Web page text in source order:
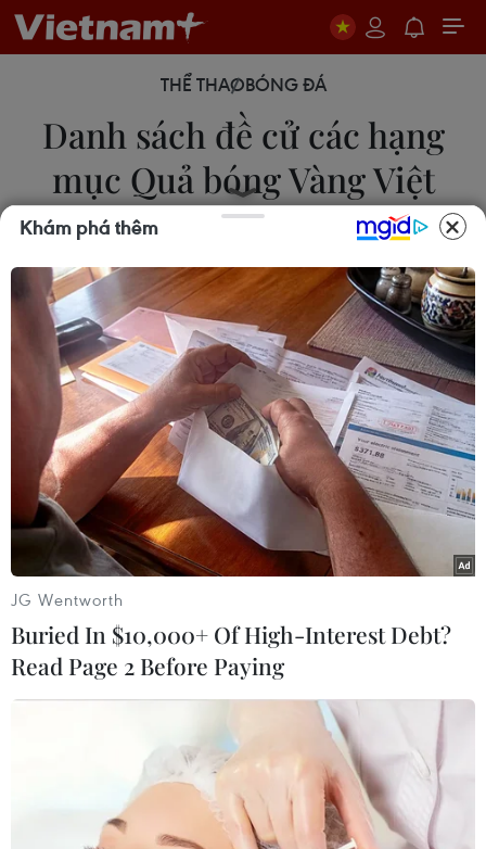
THỂ THAOBÓNG ĐÁ
Danh sách đề cử các hạng
mục Quả bóng Vàng Việt
Nam 2022
24/02/2023 02:01
Các hạng mục trao giải Quả bóng Vàng Việt Nam
2022 gồm có Quả bóng Vàng nam, Quả bóng
Vàng nữ, Quả bóng Vàng futsal, Cầu thủ trẻ nam
xuất sắc, Cầu thủ trẻ nữ xuất sắc và Cầu thủ nước
ngoài xuất sắc.
Khám phá thêm
JG Wentworth
Buried In $10,000+ Of High-Interest Debt?
Read Page 2 Before Paying